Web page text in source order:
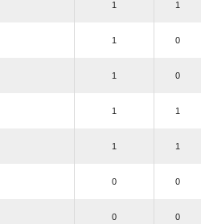
1 1
1 0
1 0
1 1
1 1
0 0
0 0